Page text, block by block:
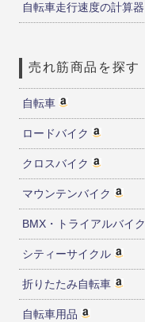
自転車走行速度の計算器
売れ筋商品を探す
自転車
ロードバイク
クロスバイク
マウンテンバイク
BMX・トライアルバイク
シティーサイクル
折りたたみ自転車
自転車用品